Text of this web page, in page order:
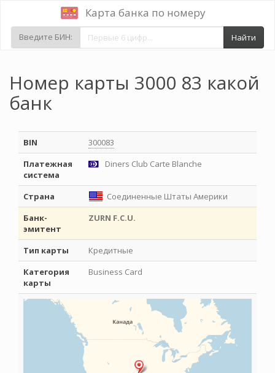
Карта банка по номеру
Введите БИН: Найти
Номер карты 3000 83 какой
банк
BIN
300083
Платежная
система
Diners Club Carte Blanche
Страна
Соединенные Штаты Америки
Банк-
эмитент
ZURN F.C.U.
Тип карты
Кредитные
Категория
карты
Business Card